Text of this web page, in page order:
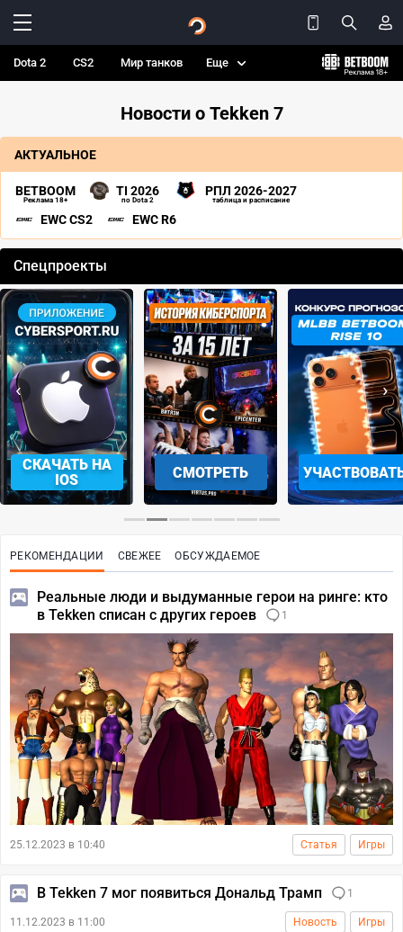
Dota 2 CS2 Мир танков Еще
Новости о Tekken 7
АКТУАЛЬНОЕ
BETBOOM
Реклама 18+
TI 2026
по Dota 2
РПЛ 2026-2027
таблица и расписание
EWC CS2 EWC R6
Спецпроекты
СМОТРЕТЬ УЧАСТВОВАТЬ ЗАБРАТЬ
‹ ›
РЕКОМЕНДАЦИИ СВЕЖЕЕ ОБСУЖДАЕМОЕ
Реальные люди и выдуманные герои на ринге: кто
в Tekken списан с других героев
1
25.12.2023 в 10:40 Статья Игры
В Tekken 7 мог появиться Дональд Трамп 1
11.12.2023 в 11:00 Новость Игры